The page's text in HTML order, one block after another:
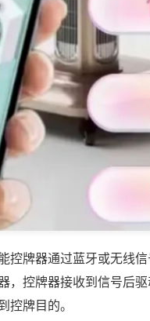
控牌器通过蓝牙或无线
，控牌器接收到信号后
控牌目的。